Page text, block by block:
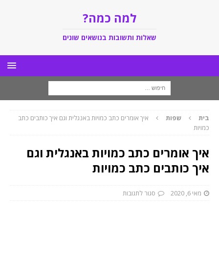
למה כמה?
שאלות ותשובות בנושאים שונים
בית שפות
איך אומרים כתב כמויות באנגלית וגם איך כותבים כתב
כמויות
איך אומרים כתב כמויות באנגלית וגם
איך כותבים כתב כמויות
מאי 6, 2020 סגור לתגובות